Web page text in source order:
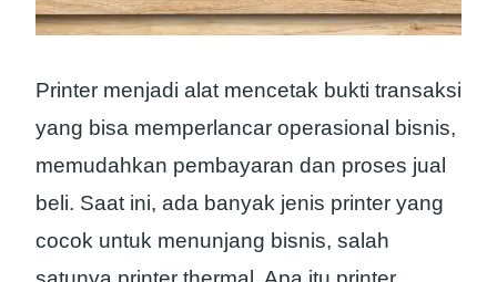
Printer menjadi alat mencetak bukti transaksi
yang bisa memperlancar operasional bisnis,
memudahkan pembayaran dan proses jual
beli. Saat ini, ada banyak jenis printer yang
cocok untuk menunjang bisnis, salah